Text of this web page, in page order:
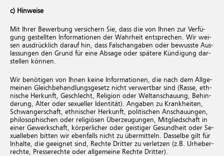
c) Hinweise
Mit Ihrer Be­wer­bung ver­si­chern Sie, dass die von Ihnen zur Ver­fü­
gung ge­stell­ten In­for­ma­tio­nen der Wahr­heit ent­spre­chen. Wir wei­
sen aus­drück­lich dar­auf hin, dass Falsch­an­ga­ben oder be­wuss­te Aus­
las­sun­gen den Grund für eine Ab­sa­ge oder spä­te­re Kün­di­gung dar­
stel­len kön­nen.
Wir be­nö­ti­gen von Ihnen keine In­for­ma­tio­nen, die nach dem All­ge­
mei­nen Gleich­be­hand­lungs­ge­setz nicht ver­wert­bar sind (Rasse, eth­
ni­sche Her­kunft, Ge­schlecht, Re­li­gi­on oder Welt­an­schau­ung, Be­hin­
de­rung, Alter oder se­xu­el­ler Iden­ti­tät). An­ga­ben zu Krank­hei­ten,
Schwan­ger­schaft, eth­ni­scher Her­kunft, po­li­ti­schen An­schau­un­gen,
phi­lo­so­phi­schen oder re­li­giö­sen Über­zeu­gun­gen, Mit­glied­schaft in
einer Ge­werk­schaft, kör­per­li­cher oder geis­ti­ger Ge­sund­heit oder Se­
xu­al­le­ben bit­ten wir eben­falls nicht zu über­mit­teln. Das­sel­be gilt für
In­hal­te, die ge­eig­net sind, Rech­te Drit­ter zu ver­let­zen (z.B. Ur­he­ber­
rech­te, Pres­se­rech­te oder all­ge­mei­ne Rech­te Drit­ter).